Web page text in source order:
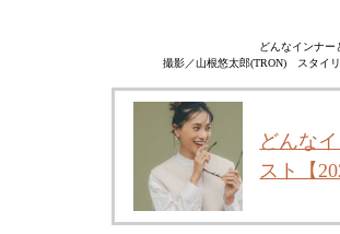
どんなインナー
撮影／山根悠太郎(TRON) スタイ
どんな
スト【